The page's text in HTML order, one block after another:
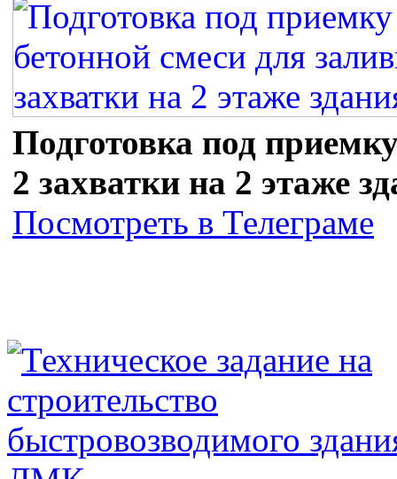
Подготовка под
2 захватки на 2 этаже
Посмотреть в Телеграме